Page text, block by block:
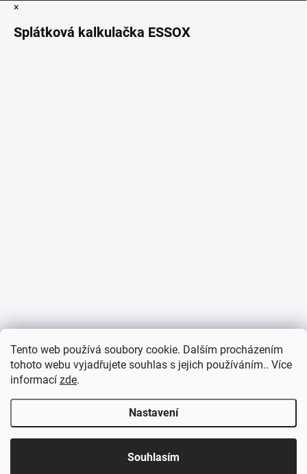
Tento web používá soubory cookie. Dalším procházením
tohoto webu vyjadřujete souhlas s jejich používáním.. Více
informací zde.
Nastavení
Souhlasím
6. 8. a 7. 8. nebudeme na příjmu.
×
Splátková kalkulačka ESSOX